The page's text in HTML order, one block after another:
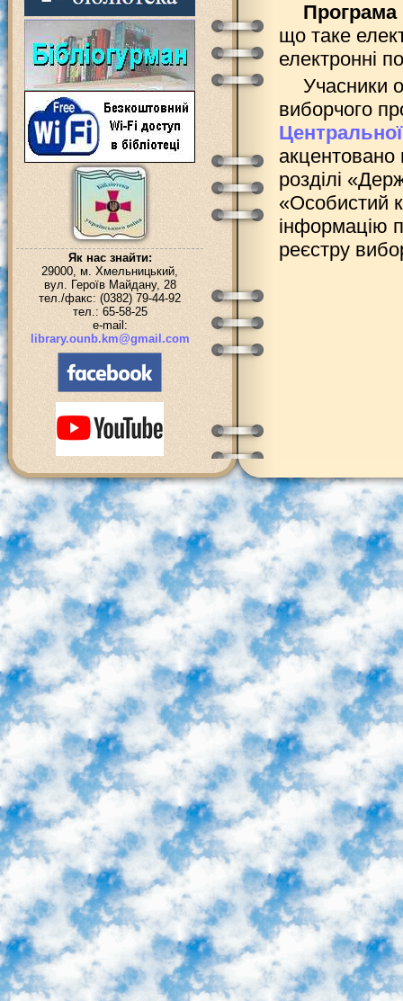
Як нас знайти:
29000, м. Хмельницький,
вул. Героїв Майдану, 28
тел./факс: (0382) 79-44-92
тел.: 65-58-25
e-mail:
library.ounb.km@gmail.com
Програма
що таке
електронні
Учасники
виборчого
Центральної
розділі
«Особистий
інформацію
реєстру